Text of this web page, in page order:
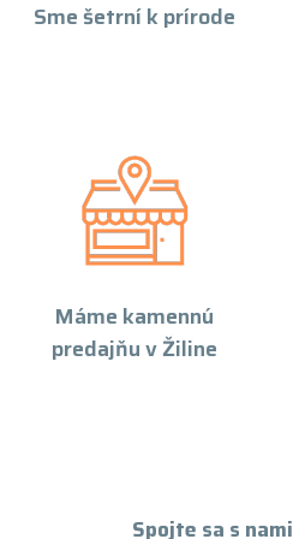
Sme šetrní k prírode
Máme kamennú
predajňu v Žiline
Spojte sa s nami